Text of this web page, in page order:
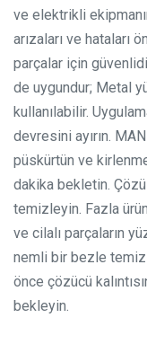
ve elektrikli
arızaları ve hataları
parçalar için
de uygundur; Metal
kullanılabilir.
devresini ayırın.
püskürtün ve
dakika bekletin.
temizleyin. Fazla
ve cilalı parçaların
nemli bir bezle
önce çözücü
bekleyin.